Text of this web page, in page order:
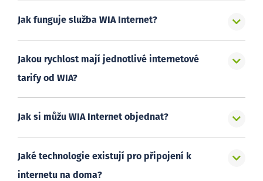
Jak funguje služba WIA Internet?
Jakou rychlost mají jednotlivé internetové
tarify od WIA?
Jak si můžu WIA Internet objednat?
Jaké technologie existují pro připojení k
internetu na doma?